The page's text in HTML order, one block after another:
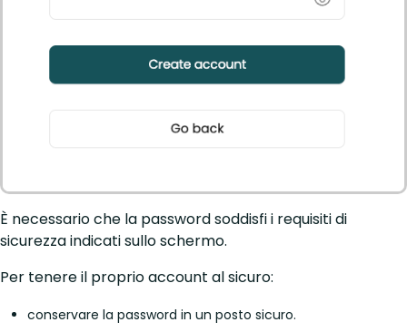
È necessario che la password soddisfi i requisiti di
sicurezza indicati sullo schermo.
Per tenere il proprio account al sicuro:
conservare la password in un posto sicuro.